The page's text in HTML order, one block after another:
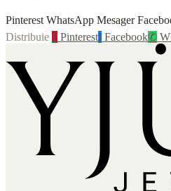
Pinterest WhatsApp Mesager
Distribuie PPinterestfFacebook✆